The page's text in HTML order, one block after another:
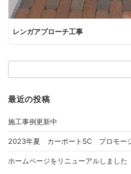
レンガアプローチ工事
索：
最近の投稿
施工事例更新中
2023年夏 カーポートSC プロモー
ホームページをリニューアルしました